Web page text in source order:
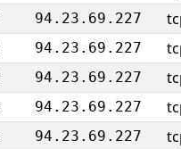
94.23.69.227
94.23.69.227
94.23.69.227
94.23.69.227
94.23.69.227